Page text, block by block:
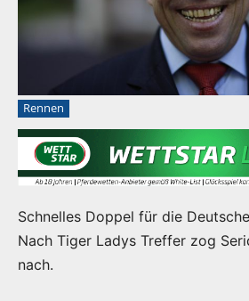
Rennen
Schnelles Doppel für die
Nach Tiger Ladys Treffer zog
nach.